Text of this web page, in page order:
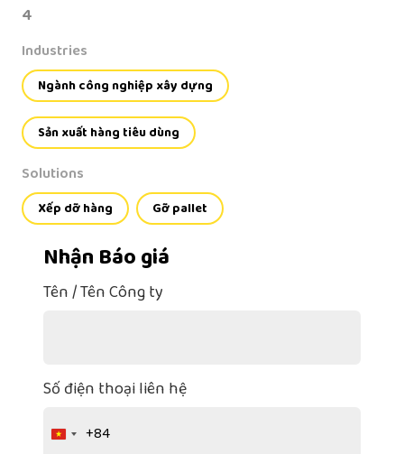
4
Industries
Ngành công nghiệp xây dựng
Sản xuất hàng tiêu dùng
Solutions
Xếp dỡ hàng Gỡ pallet
Nhận Báo giá
Tên / Tên Công ty
Số điện thoại liên hệ
Vietnam
+84